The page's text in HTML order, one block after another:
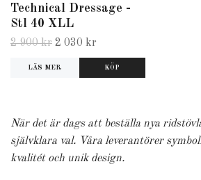
Technical Dressage -
Stl 40 XLL
2 900 kr 2 030 kr
LÄS MER
När det är dags att beställa nya
självklara val. Våra leverantörer
kvalitét och unik design.